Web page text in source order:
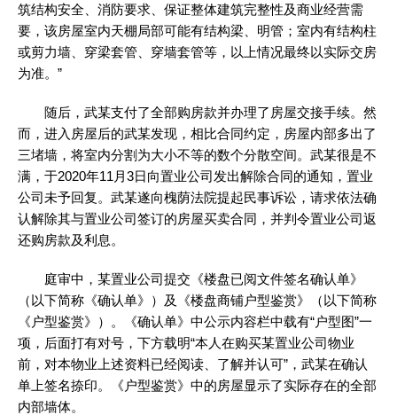
筑结构安全、消防要求、保证整体建筑完整性及商业经营需
要，该房屋室内天棚局部可能有结构梁、明管；室内有结构柱
或剪力墙、穿梁套管、穿墙套管等，以上情况最终以实际交房
为准。”
随后，武某支付了全部购房款并办理了房屋交接手续。然
而，进入房屋后的武某发现，相比合同约定，房屋内部多出了
三堵墙，将室内分割为大小不等的数个分散空间。武某很是不
满，于2020年11月3日向置业公司发出解除合同的通知，置业
公司未予回复。武某遂向槐荫法院提起民事诉讼，请求依法确
认解除其与置业公司签订的房屋买卖合同，并判令置业公司返
还购房款及利息。
庭审中，某置业公司提交《楼盘已阅文件签名确认单》
（以下简称《确认单》）及《楼盘商铺户型鉴赏》（以下简称
《户型鉴赏》）。《确认单》中公示内容栏中载有“户型图”一
项，后面打有对号，下方载明“本人在购买某置业公司物业
前，对本物业上述资料已经阅读、了解并认可”，武某在确认
单上签名捺印。《户型鉴赏》中的房屋显示了实际存在的全部
内部墙体。